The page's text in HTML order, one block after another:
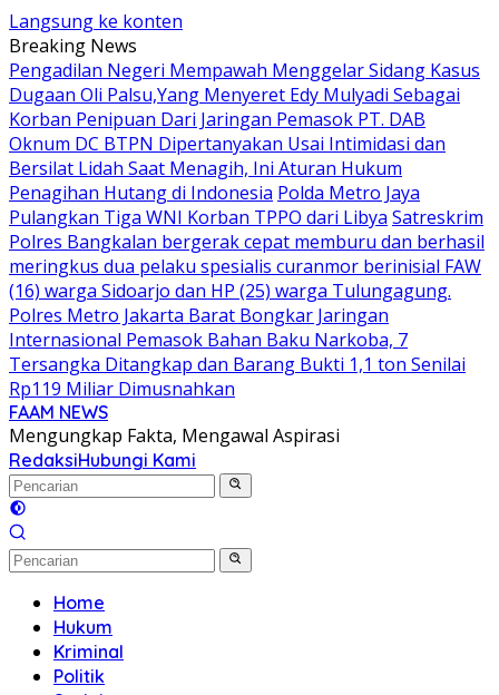
Langsung ke konten
Breaking News
Pengadilan Negeri Mempawah Menggelar Sidang Kasus
Dugaan Oli Palsu,Yang Menyeret Edy Mulyadi Sebagai
Korban Penipuan Dari Jaringan Pemasok PT. DAB
Oknum DC BTPN Dipertanyakan Usai Intimidasi dan
Bersilat Lidah Saat Menagih, Ini Aturan Hukum
Penagihan Hutang di Indonesia Polda Metro Jaya
Pulangkan Tiga WNI Korban TPPO dari Libya Satreskrim
Polres Bangkalan bergerak cepat memburu dan berhasil
meringkus dua pelaku spesialis curanmor berinisial FAW
(16) warga Sidoarjo dan HP (25) warga Tulungagung.
Polres Metro Jakarta Barat Bongkar Jaringan
Internasional Pemasok Bahan Baku Narkoba, 7
Tersangka Ditangkap dan Barang Bukti 1,1 ton Senilai
Rp119 Miliar Dimusnahkan
FAAM NEWS
Mengungkap Fakta, Mengawal Aspirasi
RedaksiHubungi Kami
Home
Hukum
Kriminal
Politik